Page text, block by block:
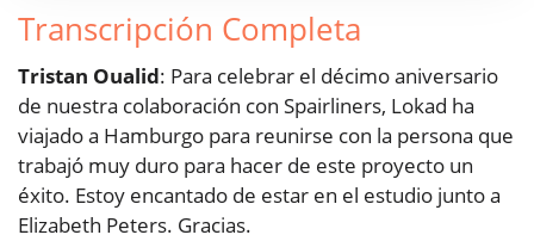
Transcripción Completa
Tristan Oualid: Para celebrar el décimo aniversario
de nuestra colaboración con Spairliners, Lokad ha
viajado a Hamburgo para reunirse con la persona que
trabajó muy duro para hacer de este proyecto un
éxito. Estoy encantado de estar en el estudio junto a
Elizabeth Peters. Gracias.